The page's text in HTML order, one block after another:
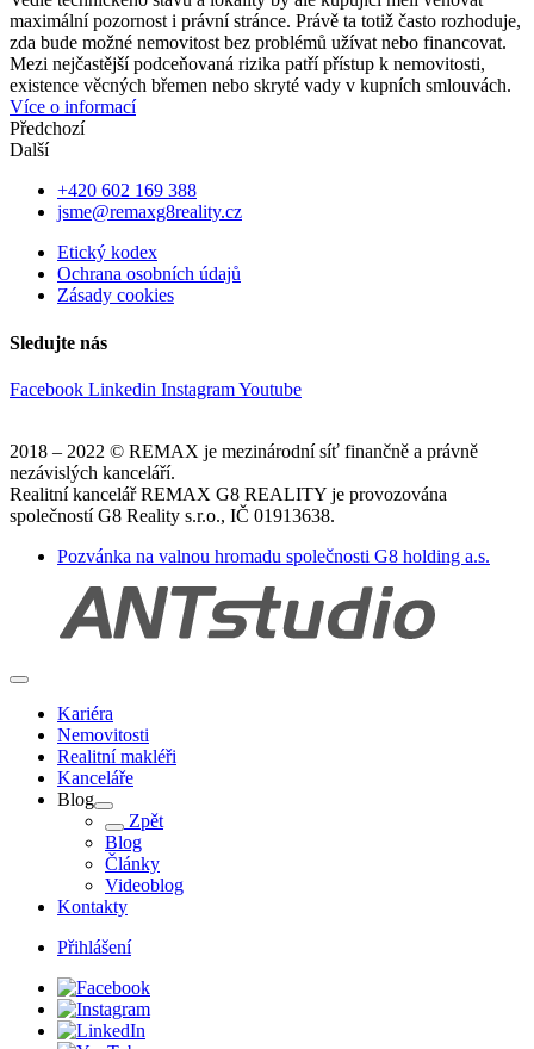
maximální pozornost i právní stránce. Právě ta totiž často rozhoduje,
zda bude možné nemovitost bez problémů užívat nebo financovat.
Mezi nejčastější podceňovaná rizika patří přístup k nemovitosti,
existence věcných břemen nebo skryté vady v kupních smlouvách.
Více o informací
Předchozí
Další
+420 602 169 388
jsme@remaxg8reality.cz
Etický kodex
Ochrana osobních údajů
Zásady cookies
Sledujte nás
Facebook Linkedin InstagramYoutube
2018 – 2022 © REMAX je mezinárodní síť finančně a právně
nezávislých kanceláří.
Realitní kancelář REMAX G8 REALITY je provozována
společností G8 Reality s.r.o., IČ 01913638.
Pozvánka na valnou hromadu společnosti G8 holding a.s.
Kariéra
Nemovitosti
Realitní makléři
Kanceláře
Blog
Zpět
Blog
Články
Videoblog
Kontakty
Přihlášení